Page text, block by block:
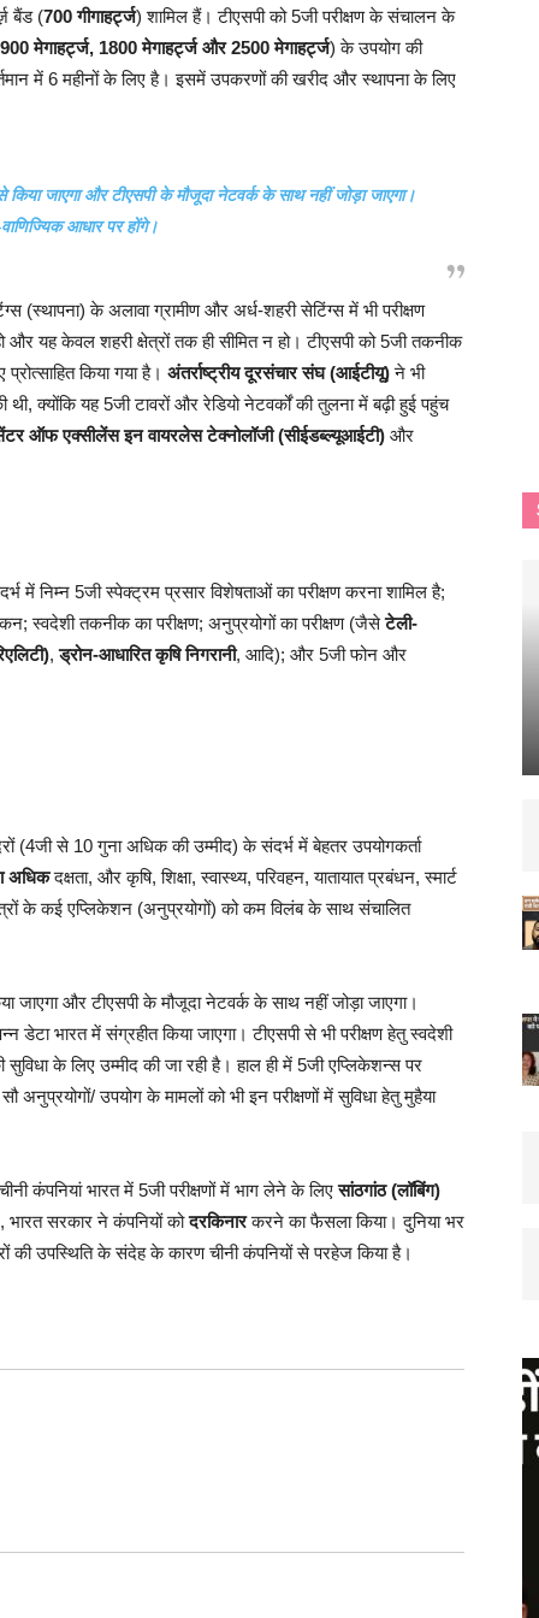
बैंड (700 गीगाहर्ट्ज) शामिल हैं। टीएसपी को 5जी परीक्षण के संचालन के
मेगाहर्ट्ज, 1800 मेगाहर्ट्ज और 2500 मेगाहर्ट्ज) के उपयोग की
में 6 महीनों के लिए है। इसमें उपकरणों की खरीद और स्थापना के लिए
किया जाएगा और टीएसपी के मौजूदा नेटवर्क के साथ नहीं जोड़ा जाएगा।
वाणिज्यिक आधार पर होंगे।
(स्थापना) के अलावा ग्रामीण और अर्ध-शहरी सेटिंग्स में भी परीक्षण
और यह केवल शहरी क्षेत्रों तक ही सीमित न हो। टीएसपी को 5जी तकनीक
किया गया है। अंतर्राष्ट्रीय दूरसंचार संघ (आईटीयू)ने भी
क्योंकि यह 5जी टावरों और रेडियो नेटवर्कों की तुलना में बढ़ी हुई पहुंच
ऑफ एक्सीलेंस इन वायरलेस टेक्नोलॉजी (सीईडब्ल्यूआईटी) और
में निम्न 5जी स्पेक्ट्रम प्रसार विशेषताओं का परीक्षण करना शामिल है;
स्वदेशी तकनीक का परीक्षण; अनुप्रयोगों का परीक्षण (जैसेटेली-
,ड्रोन-आधारित कृषि निगरानी, आदि); और 5जी फोन और
(4जी से 10 गुना अधिक की उम्मीद) के संदर्भ में बेहतर उपयोगकर्ता
अधिकदक्षता, और कृषि, शिक्षा, स्वास्थ्य, परिवहन, यातायात प्रबंधन, स्मार्ट
के कई एप्लिकेशन (अनुप्रयोगों) को कम विलंब के साथ संचालित
जाएगा और टीएसपी के मौजूदा नेटवर्क के साथ नहीं जोड़ा जाएगा।
डेटा भारत में संग्रहीत किया जाएगा। टीएसपी से भी परीक्षण हेतु स्वदेशी
के लिए उम्मीद की जा रही है। हाल ही में 5जी एप्लिकेशन्स पर
अनुप्रयोगों/ उपयोग के मामलों को भी इन परीक्षणों में सुविधा हेतु मुहैया
कंपनियां भारत में 5जी परीक्षणों में भाग लेने के लिएसांठगांठ (लॉबिंग)
भारत सरकार ने कंपनियों कोदरकिनारकरने का फैसला किया। दुनिया भर
की उपस्थिति के संदेह के कारण चीनी कंपनियों से परहेज किया है।